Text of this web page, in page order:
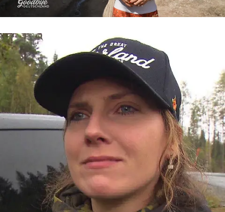
Goodbye Deutschland
„Ich kann einfach nicht mehr“ – Levke
kämpft verzweifelt um ihre Scheidung